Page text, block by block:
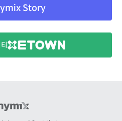
Story